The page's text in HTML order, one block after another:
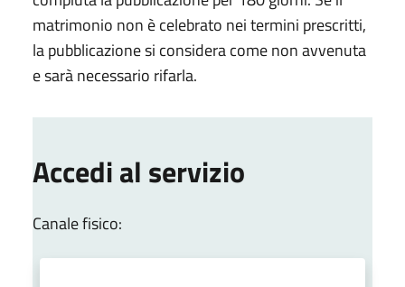
matrimonio non è celebrato nei termini prescritti,
la pubblicazione si considera come non avvenuta
e sarà necessario rifarla.
Accedi al servizio
Canale fisico: